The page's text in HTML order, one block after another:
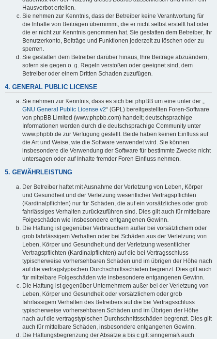
Hausverbot erteilen.
Sie nehmen zur Kenntnis, dass der Betreiber keine Verantwortung für
die Inhalte von Beiträgen übernimmt, die er nicht selbst erstellt hat oder
die er nicht zur Kenntnis genommen hat. Sie gestatten dem Betreiber, Ihr
Benutzerkonto, Beiträge und Funktionen jederzeit zu löschen oder zu
sperren.
Sie gestatten dem Betreiber darüber hinaus, Ihre Beiträge abzuändern,
sofern sie gegen o. g. Regeln verstoßen oder geeignet sind, dem
Betreiber oder einem Dritten Schaden zuzufügen.
4. GENERAL PUBLIC LICENSE
Sie nehmen zur Kenntnis, dass es sich bei phpBB um eine unter der „
GNU General Public License v2“ (GPL) bereitgestellten Foren-Software
von phpBB Limited (www.phpbb.com) handelt; deutschsprachige
Informationen werden durch die deutschsprachige Community unter
www.phpbb.de zur Verfügung gestellt. Beide haben keinen Einfluss auf
die Art und Weise, wie die Software verwendet wird. Sie können
insbesondere die Verwendung der Software für bestimmte Zwecke nicht
untersagen oder auf Inhalte fremder Foren Einfluss nehmen.
5. GEWÄHRLEISTUNG
Der Betreiber haftet mit Ausnahme der Verletzung von Leben, Körper
und Gesundheit und der Verletzung wesentlicher Vertragspflichten
(Kardinalpflichten) nur für Schäden, die auf ein vorsätzliches oder grob
fahrlässiges Verhalten zurückzuführen sind. Dies gilt auch für mittelbare
Folgeschäden wie insbesondere entgangenen Gewinn.
Die Haftung ist gegenüber Verbrauchern außer bei vorsätzlichem oder
grob fahrlässigem Verhalten oder bei Schäden aus der Verletzung von
Leben, Körper und Gesundheit und der Verletzung wesentlicher
Vertragspflichten (Kardinalpflichten) auf die bei Vertragsschluss
typischerweise vorhersehbaren Schäden und im übrigen der Höhe nach
auf die vertragstypischen Durchschnittsschäden begrenzt. Dies gilt auch
für mittelbare Folgeschäden wie insbesondere entgangenen Gewinn.
Die Haftung ist gegenüber Unternehmern außer bei der Verletzung von
Leben, Körper und Gesundheit oder vorsätzlichem oder grob
fahrlässigem Verhalten des Betreibers auf die bei Vertragsschluss
typischerweise vorhersehbaren Schäden und im Übrigen der Höhe
nach auf die vertragstypischen Durchschnittsschäden begrenzt. Dies gilt
auch für mittelbare Schäden, insbesondere entgangenen Gewinn.
Die Haftungsbegrenzung der Absätze a bis c gilt sinngemäß auch